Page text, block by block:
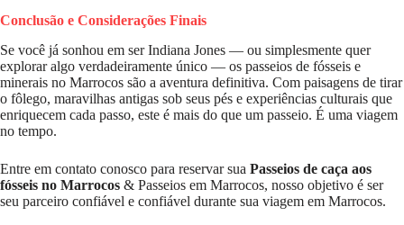
Conclusão e Considerações Finais
Se você já sonhou em ser Indiana Jones — ou simplesmente quer
explorar algo verdadeiramente único — os passeios de fósseis e
minerais no Marrocos são a aventura definitiva. Com paisagens de tirar
o fôlego, maravilhas antigas sob seus pés e experiências culturais que
enriquecem cada passo, este é mais do que um passeio. É uma viagem
no tempo.
Entre em contato conosco para reservar sua Passeios de caça aos
fósseis no Marrocos & Passeios em Marrocos, nosso objetivo é ser
seu parceiro confiável e confiável durante sua viagem em Marrocos.